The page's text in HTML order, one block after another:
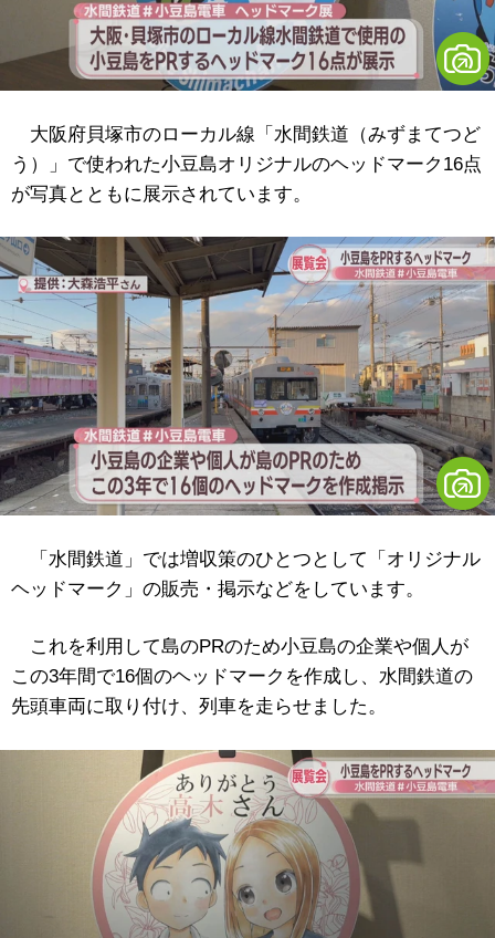
大阪府貝塚市のローカル線「水間鉄道（みずまてつど
う）」で使われた小豆島オリジナルのヘッドマーク16点
が写真とともに展示されています。
「水間鉄道」では増収策のひとつとして「オリジナル
ヘッドマーク」の販売・掲示などをしています。
これを利用して島のPRのため小豆島の企業や個人が
この3年間で16個のヘッドマークを作成し、水間鉄道の
先頭車両に取り付け、列車を走らせました。